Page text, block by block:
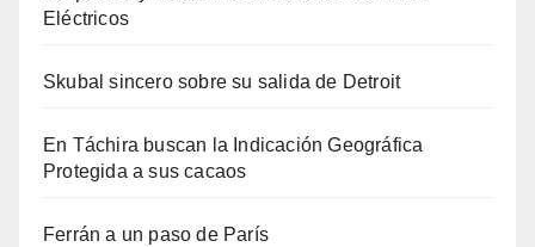
Eléctricos
Skubal sincero sobre su salida de Detroit
En Táchira buscan la Indicación Geográfica
Protegida a sus cacaos
Ferrán a un paso de París